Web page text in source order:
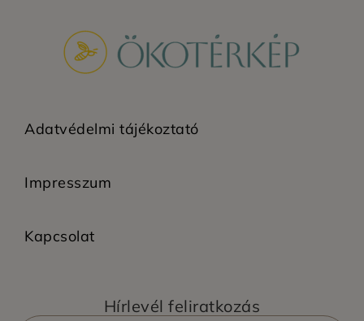
Adatvédelmi tájékoztató
Impresszum
Kapcsolat
Hírlevél feliratkozás